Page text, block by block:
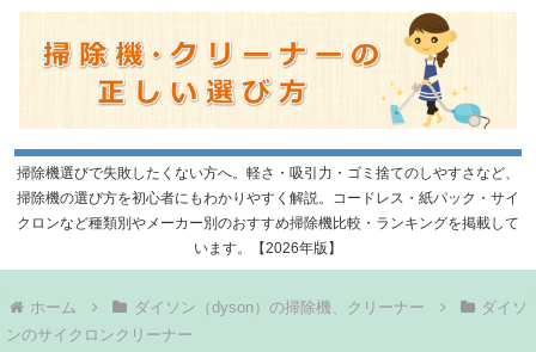
掃除機選びで失敗したくない方へ。軽さ・吸引力・ゴミ捨てのしやすさなど、
掃除機の選び方を初心者にもわかりやすく解説。コードレス・紙パック・サイ
クロンなど種類別やメーカー別のおすすめ掃除機比較・ランキングを掲載して
います。【2026年版】
ホーム ダイソン（dyson）の掃除機、クリーナー
ダイソ
ンのサイクロンクリーナー